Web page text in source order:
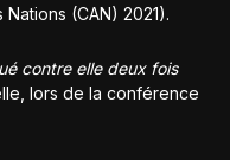
(CAN) 2021).
contre elle deux fois
lors de la conférence